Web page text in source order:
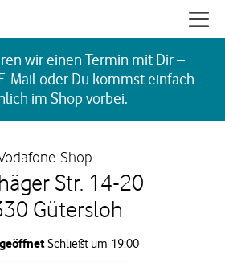
wir einen Termin mit Dir –
Mail oder Du kommst einfach
im Shop vorbei.
Shop
Str. 14-20
Gütersloh
Schließt um 19:00